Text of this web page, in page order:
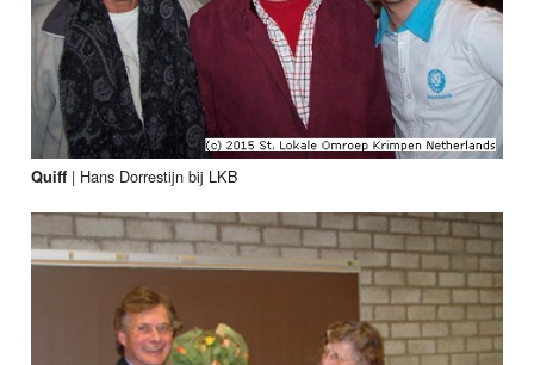
Quiff | Hans Dorrestijn bij LKB